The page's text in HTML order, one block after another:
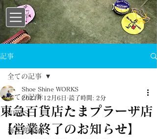
記事
全ての記事
NEWS
海外渡航記
全ての記事
東急百貨店たまプラーザ店
【営業終了のお知らせ】
Shoe Shine WORKS
2021年12月6日 読了時間: 2分